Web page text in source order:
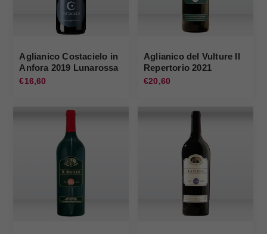
Aglianico Costacielo in
Anfora 2019 Lunarossa
€16,60
Aglianico del Vulture Il
Repertorio 2021
Cantine del Notaio
€20,60